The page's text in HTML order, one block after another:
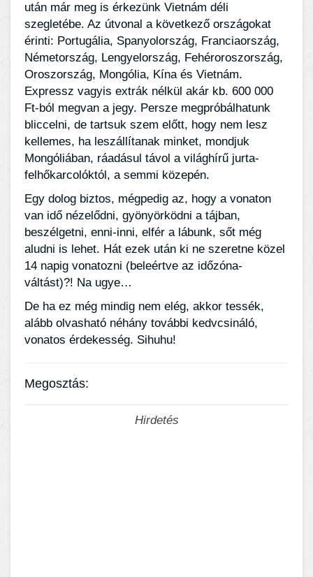
után már meg is érkezünk Vietnám déli
szegletébe. Az útvonal a következő országokat
érinti: Portugália, Spanyolország, Franciaország,
Németország, Lengyelország, Fehéroroszország,
Oroszország, Mongólia, Kína és Vietnám.
Expressz vagyis extrák nélkül akár kb. 600 000
Ft-ból megvan a jegy. Persze megpróbálhatunk
bliccelni, de tartsuk szem előtt, hogy nem lesz
kellemes, ha leszállítanak minket, mondjuk
Mongóliában, ráadásul távol a világhírű jurta-
felhőkarcolóktól, a semmi közepén.
Egy dolog biztos, mégpedig az, hogy a vonaton
van idő nézelődni, gyönyörködni a tájban,
beszélgetni, enni-inni, elfér a lábunk, sőt még
aludni is lehet. Hát ezek után ki ne szeretne közel
14 napig vonatozni (beleértve az időzóna-
váltást)?! Na ugye…
De ha ez még mindig nem elég, akkor tessék,
alább olvasható néhány további kedvcsináló,
vonatos érdekesség. Sihuhu!
Megosztás:
Hirdetés